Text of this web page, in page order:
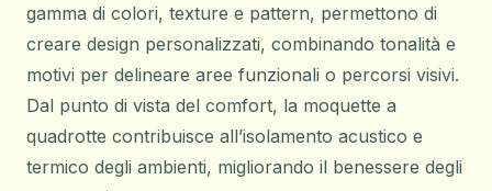
gamma di colori, texture e pattern, permettono di
creare design personalizzati, combinando tonalità e
motivi per delineare aree funzionali o percorsi visivi.
Dal punto di vista del comfort, la moquette a
quadrotte contribuisce all’isolamento acustico e
termico degli ambienti, migliorando il benessere degli